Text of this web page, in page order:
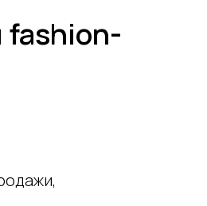
fashion-